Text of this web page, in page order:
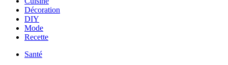
Décoration
DIY
Mode
Recette
Santé